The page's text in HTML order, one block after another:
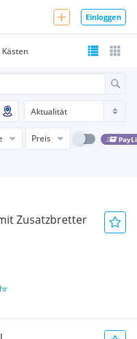
Einloggen
Preis
Zusatzbretter